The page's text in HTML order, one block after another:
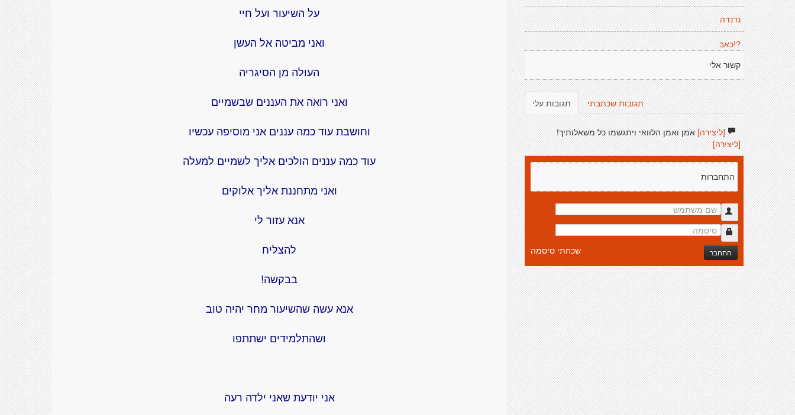
על השיעור ועל חיי
ואני מביטה אל העשן
העולה מן הסיגריה
ואני רואה את העננים שבשמיים
וחושבת עוד כמה עננים אני מוסיפה עכשיו
עוד כמה עננים הולכים אליך לשמיים למעלה
ואני מתחננת אליך אלוקים
אנא עזור לי
להצליח
בבקשה!
אנא עשה שהשיעור מחר יהיה טוב
ושהתלמידים ישתתפו
אני יודעת שאני ילדה רעה
נדנדה
?!כאב
קשור אלי
תגובות עלי תגובות שכתבתי
[ליצירה]אמן ואמן הלוואי ויתגשמו כל משאלותיך!
[ליצירה]
התחברות
התחבר שכחתי סיסמה